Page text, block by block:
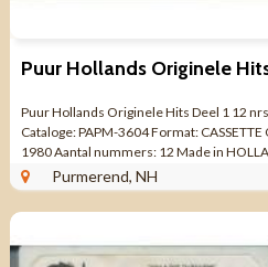
Puur Hollands Originele Hits Deel 1 12
Cataloge: PAPM-3604 Format:
1980 Aantal nummers: 12 Made in
POP Kwaliteit: ZO GOED ALS ...
Purmerend, NH